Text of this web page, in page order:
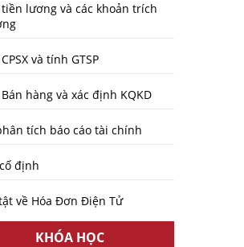
lương và các khoản trích
và tính GTSP
hàng và xác định KQKD
tích báo cáo tài chính
định
về Hóa Đơn Điện Tử
KHÓA HỌC